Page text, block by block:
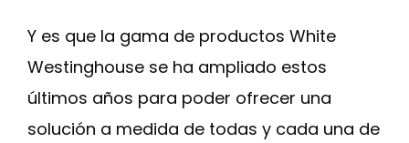
Y es que la gama de productos White
Westinghouse se ha ampliado estos
últimos años para poder ofrecer una
solución a medida de todas y cada una de